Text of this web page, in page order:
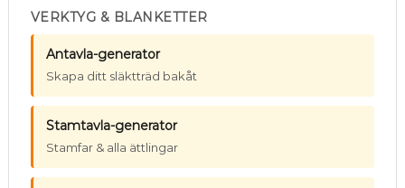
VERKTYG & BLANKETTER
Antavla-generator
Skapa ditt släktträd bakåt
Stamtavla-generator
Stamfar & alla ättlingar